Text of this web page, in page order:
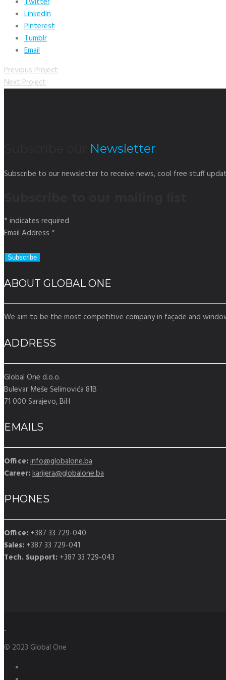
LinkedIn
Pinterest
Tumblr
Email
Previous Project
Next Project
Newsletter
Subscribe to our newsletter to receive news, cool free stuff
* indicates required
Email Address *
ABOUT GLOBAL ONE
We aim to be the most competitive company in façade and
ADDRESS
Global One d.o.o.
Bulevar Meše Selimovića 81B
71 000 Sarajevo, BiH
EMAILS
Office:info@globalone.ba
Career:karijera@globalone.ba
PHONES
Office: +387 33 729-040
Sales: +387 33 729-041
Tech. Support: +387 33 729-043
© 2023 Global One